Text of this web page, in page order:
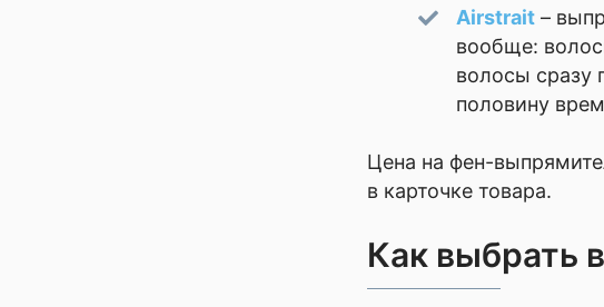
Airstrait –
вообще:
волосы сразу
половину
Цена на фен-
в карточке товара.
Как выбрать